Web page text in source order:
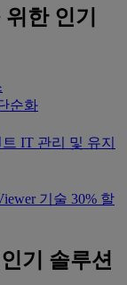
한 인기
순화
IT 관리 및 유지
기술 30% 할
기 솔루션